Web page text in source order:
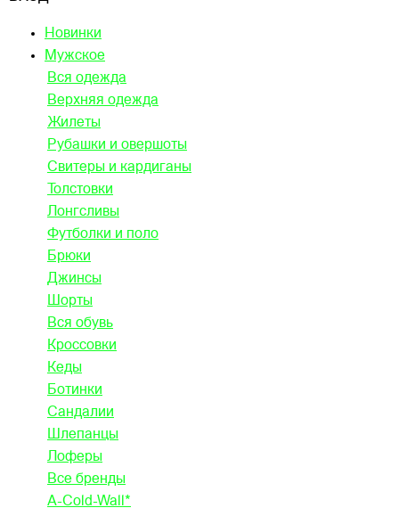
Новинки
Мужское
Вся одежда
Верхняя одежда
Жилеты
Рубашки и овершоты
Свитеры и кардиганы
Толстовки
Лонгсливы
Футболки и поло
Брюки
Джинсы
Шорты
Вся обувь
Кроссовки
Кеды
Ботинки
Сандалии
Шлепанцы
Лоферы
Все бренды
A-Cold-Wall*